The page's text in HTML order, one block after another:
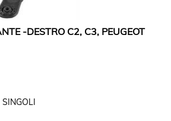
-DESTRO C2, C3, PEUGEOT